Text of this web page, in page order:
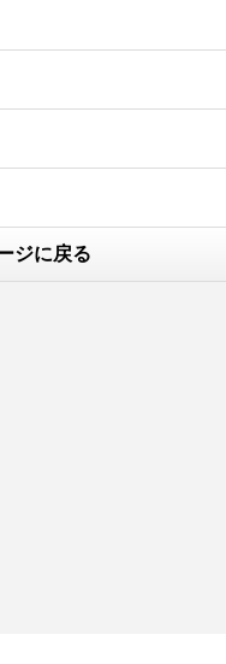
ジに戻る